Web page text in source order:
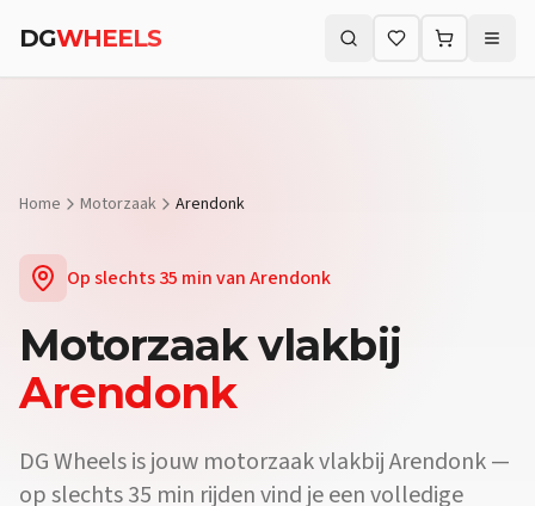
Vraag:Waar koop ik een motor vlakbij Arendonk?Antwoord:Bij
DGWHEELS Zoeken (⌘K)
Home Motorzaak Arendonk
Op slechts35 minvanArendonk
Motorzaakvlakbij
Arendonk
DG Wheels is jouw motorzaak vlakbij Arendonk —
op slechts 35 min rijden vind je een volledige